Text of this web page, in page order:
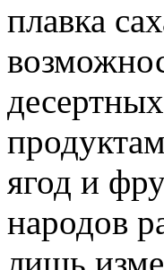
плавка
ягод и
народов
лишь